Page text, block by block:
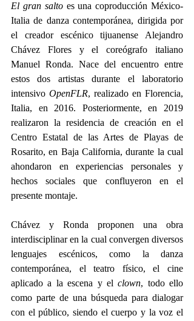
El gran salto es una coproducción México-
Italia de danza contemporánea, dirigida por
el creador escénico tijuanense Alejandro
Chávez Flores y el coreógrafo italiano
Manuel Ronda. Nace del encuentro entre
estos dos artistas durante el laboratorio
intensivo OpenFLR, realizado en Florencia,
Italia, en 2016. Posteriormente, en 2019
realizaron la residencia de creación en el
Centro Estatal de las Artes de Playas de
Rosarito, en Baja California, durante la cual
ahondaron en experiencias personales y
hechos sociales que confluyeron en el
presente montaje.
Chávez y Ronda proponen una obra
interdisciplinar en la cual convergen diversos
lenguajes escénicos, como la danza
contemporánea, el teatro físico, el cine
aplicado a la escena y el clown, todo ello
como parte de una búsqueda para dialogar
con el público, siendo el cuerpo y la voz el